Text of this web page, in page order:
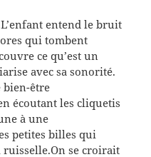
entend le bruit
qui tombent
ce qu’est un
avec sa sonorité.
bien-être
écoutant les cliquetis
à une
petites billes qui
se croirait